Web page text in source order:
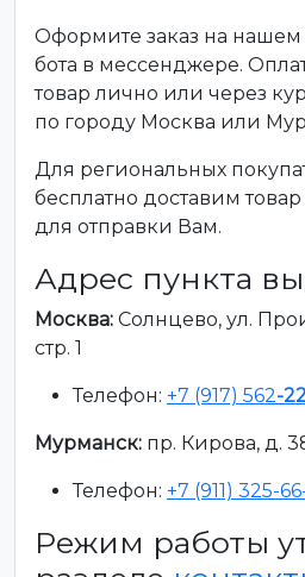
Оформите заказ на нашем
бота в мессенджере.
товар лично или через
по городу Москва или
Для региональных
бесплатно доставим
для отправки Вам.
Адрес пункта
Москва: Солнцево, ул.
стр. 1
Телефон: +7 (917) 562-
Мурманск: пр. Кирова, д.
Телефон: +7 (911) 325-
Режим работы